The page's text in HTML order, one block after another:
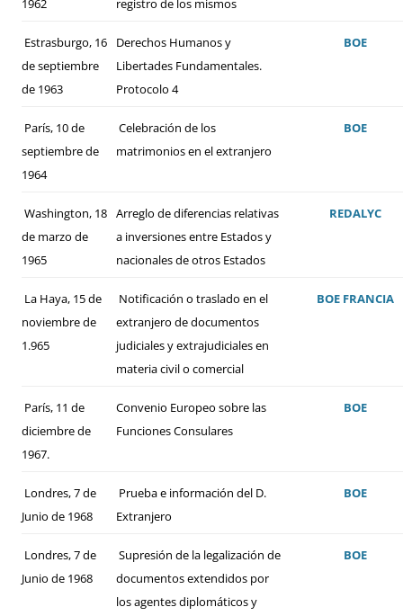
1962
registro de los mismos
Estrasburgo, 16
de septiembre
de 1963
Derechos Humanos y
Libertades Fundamentales.
Protocolo 4
BOE
París, 10 de
septiembre de
1964
Celebración de los
matrimonios en el extranjero
BOE
Washington, 18
de marzo de
1965
Arreglo de diferencias relativas
a inversiones entre Estados y
nacionales de otros Estados
REDALYC
La Haya, 15 de
noviembre de
1.965
Notificación o traslado en el
extranjero de documentos
judiciales y extrajudiciales en
materia civil o comercial
BOE FRANCIA
París, 11 de
diciembre de
1967.
Convenio Europeo sobre las
Funciones Consulares
BOE
Londres, 7 de
Junio de 1968
Prueba e información del D.
Extranjero
BOE
Londres, 7 de
Junio de 1968
Supresión de la legalización de
documentos extendidos por
los agentes diplomáticos y
BOE